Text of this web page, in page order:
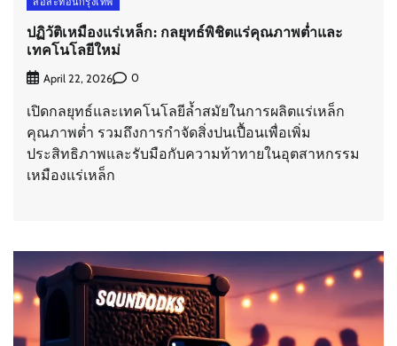
ปฏิวัติเหมืองแร่เหล็ก: กลยุทธ์พิชิตแร่คุณภาพต่ำและ
เทคโนโลยีใหม่
April 22, 2026 0
เปิดกลยุทธ์และเทคโนโลยีล้ำสมัยในการผลิตแร่เหล็ก
คุณภาพต่ำ รวมถึงการกำจัดสิ่งปนเปื้อนเพื่อเพิ่ม
ประสิทธิภาพและรับมือกับความท้าทายในอุตสาหกรรม
เหมืองแร่เหล็ก